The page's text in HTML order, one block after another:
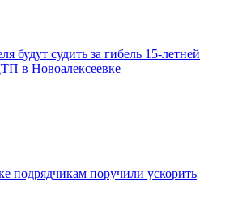
будут судить за гибель 15-летней
в Новоалексеевке
подрядчикам поручили ускорить